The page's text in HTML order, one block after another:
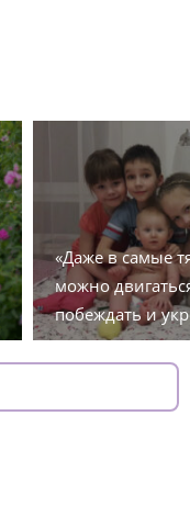
«Даже в самые
можно
побеждать и